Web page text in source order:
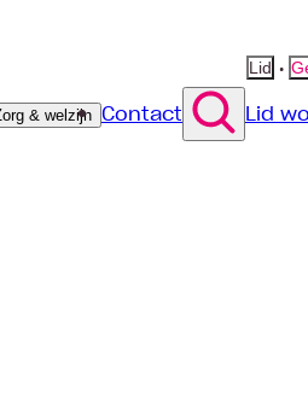
& welzijn Contact
Lid •
Lid